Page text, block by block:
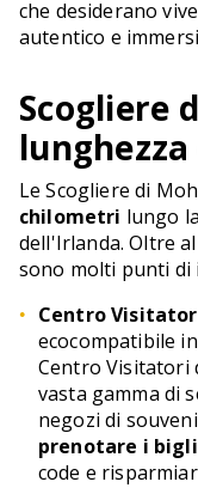
che desiderano
autentico e
Scogliere
Le Scogliere di
chilometri lungo
dell'Irlanda. Oltre
sono molti punti di
Centro
ecocompatibile
Centro Visitatori
vasta gamma di
negozi di
prenotare i
code e